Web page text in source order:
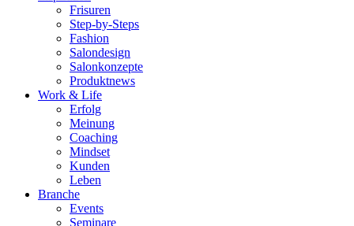
Frisuren
Step-by-Steps
Fashion
Salondesign
Salonkonzepte
Produktnews
Work & Life
Erfolg
Meinung
Coaching
Mindset
Kunden
Leben
Branche
Events
Seminare